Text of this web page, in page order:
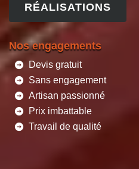
RÉALISATIONS
Nos engagements
Devis gratuit
Sans engagement
Artisan passionné
Prix imbattable
Travail de qualité